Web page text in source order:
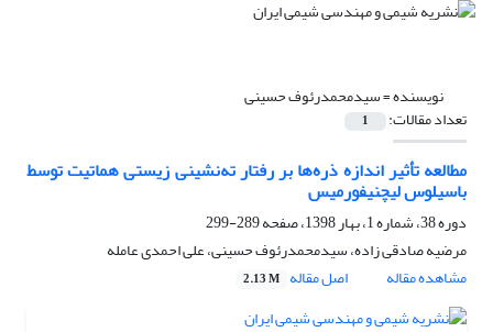
نویسنده =سیدمحمدرئوف حسینی
تعداد مقالات: 1
مطالعه تأثیر اندازه ذره‌ها بر رفتار ته‌نشینی زیستی هماتیت توسط
باسیلوس لیچنیفورمیس
دوره 38، شماره 1، بهار 1398، صفحه
289-299
مرضیه صادقی زاده، سیدمحمدرئوف حسینی، علی احمدی عامله
مشاهده مقاله
اصل مقاله 2.13 M